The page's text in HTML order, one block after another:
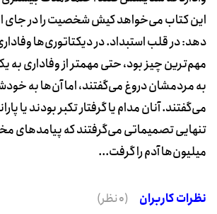
این کتاب می‌خواهد کیش شخصیت را در جای
دهد: در قلب استبداد. در دیکتاتوری‌ها
مهم‌ترین چیز بود، حتی مهمتر از وفاداری به
به مردمشان دروغ می‌گفتند، اما آن‌ها به
می‌گفتند. آنان مدام یا گرفتار تکبر بودند یا
تنهایی تصمیماتی می‌گرفتند که پیامدهای
میلیون‌ها آدم را گرفت...
نظرات کاربران (0 نظر)